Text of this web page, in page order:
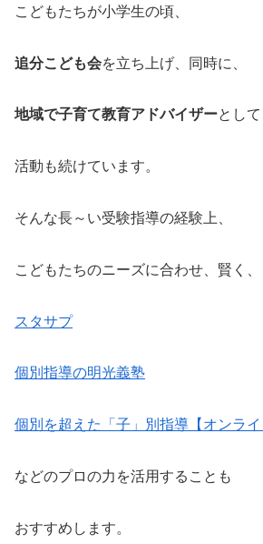
こどもたちが小学生の頃、
追分こども会を立ち上げ、同時に、
地域で子育て教育アドバイザーとして
活動も続けています。
そんな長～い受験指導の経験上、
こどもたちのニーズに合わせ、賢く、
スタサプ
個別指導の明光義塾
個別を超えた「子」別指導【オンライ
などのプロの力を活用することも
おすすめします。